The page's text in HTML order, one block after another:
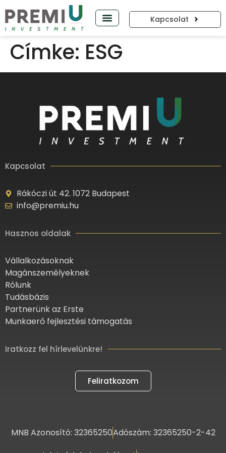
Kapcsolat
Címke: ESG
Kapcsolat
Rákóczi út 42. 1072 Budapest
info@premiu.hu
Hasznos oldalak
Vállalkozásoknak
Magánszemélyeknek
Rólunk
Tudásbázis
Partnerünk az Erste
Munkaerő fejlesztési támogatás
Iratkozz fel hírlevelünkre!
Feliratkozom
MNB Azonosító: 32365250Adószám: 32365250-2-42